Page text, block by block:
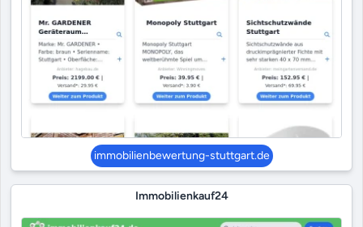
immobilienbewertung-stuttgart.de
Immobilienkauf24